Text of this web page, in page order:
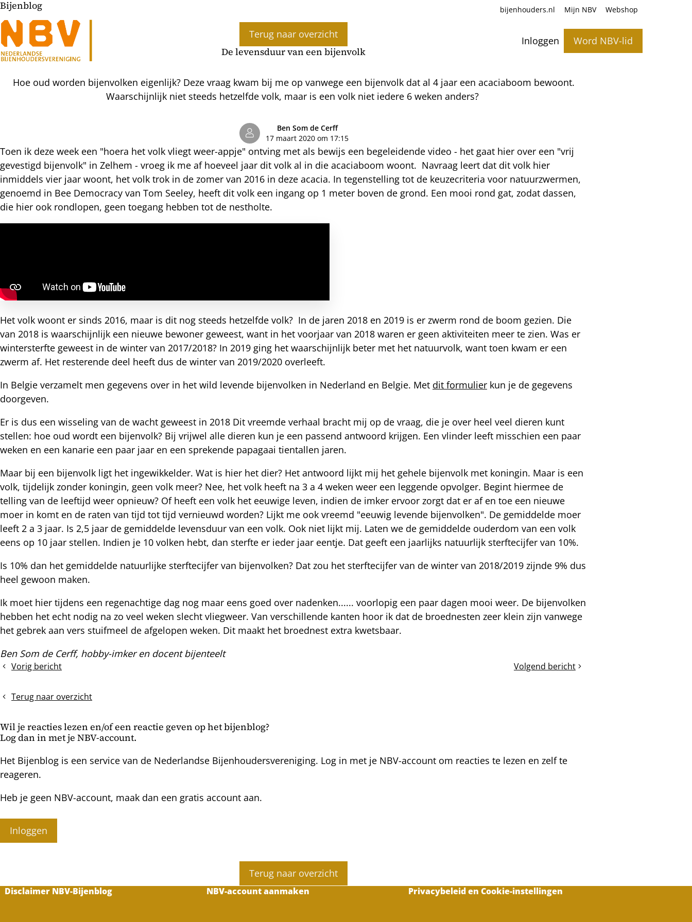
Inloggen Word NBV-lid
bijenhouders.nl Mijn NBV Webshop
Bijenblog
Terug naar overzicht
De levensduur van een bijenvolk
Hoe oud worden bijenvolken eigenlijk? Deze vraag kwam bij me op vanwege een bijenvolk dat al 4 jaar een acaciaboom bewoont.
Waarschijnlijk niet steeds hetzelfde volk, maar is een volk niet iedere 6 weken anders?
Ben Som de Cerff
17 maart 2020 om 17:15
Toen ik deze week een "hoera het volk vliegt weer-appje" ontving met als bewijs een begeleidende video - het gaat hier over een "vrij
gevestigd bijenvolk" in Zelhem - vroeg ik me af hoeveel jaar dit volk al in die acaciaboom woont. Navraag leert dat dit volk hier
inmiddels vier jaar woont, het volk trok in de zomer van 2016 in deze acacia. In tegenstelling tot de keuzecriteria voor natuurzwermen,
genoemd in Bee Democracy van Tom Seeley, heeft dit volk een ingang op 1 meter boven de grond. Een mooi rond gat, zodat dassen,
die hier ook rondlopen, geen toegang hebben tot de nestholte.
Het volk woont er sinds 2016, maar is dit nog steeds hetzelfde volk? In de jaren 2018 en 2019 is er zwerm rond de boom gezien. Die
van 2018 is waarschijnlijk een nieuwe bewoner geweest, want in het voorjaar van 2018 waren er geen aktiviteiten meer te zien. Was er
wintersterfte geweest in de winter van 2017/2018? In 2019 ging het waarschijnlijk beter met het natuurvolk, want toen kwam er een
zwerm af. Het resterende deel heeft dus de winter van 2019/2020 overleeft.
In Belgie verzamelt men gegevens over in het wild levende bijenvolken in Nederland en Belgie. Met dit formulier kun je de gegevens
doorgeven.
Er is dus een wisseling van de wacht geweest in 2018 Dit vreemde verhaal bracht mij op de vraag, die je over heel veel dieren kunt
stellen: hoe oud wordt een bijenvolk? Bij vrijwel alle dieren kun je een passend antwoord krijgen. Een vlinder leeft misschien een paar
weken en een kanarie een paar jaar en een sprekende papagaai tientallen jaren.
Maar bij een bijenvolk ligt het ingewikkelder. Wat is hier het dier? Het antwoord lijkt mij het gehele bijenvolk met koningin. Maar is een
volk, tijdelijk zonder koningin, geen volk meer? Nee, het volk heeft na 3 a 4 weken weer een leggende opvolger. Begint hiermee de
telling van de leeftijd weer opnieuw? Of heeft een volk het eeuwige leven, indien de imker ervoor zorgt dat er af en toe een nieuwe
moer in komt en de raten van tijd tot tijd vernieuwd worden? Lijkt me ook vreemd "eeuwig levende bijenvolken". De gemiddelde moer
leeft 2 a 3 jaar. Is 2,5 jaar de gemiddelde levensduur van een volk. Ook niet lijkt mij. Laten we de gemiddelde ouderdom van een volk
eens op 10 jaar stellen. Indien je 10 volken hebt, dan sterfte er ieder jaar eentje. Dat geeft een jaarlijks natuurlijk sterftecijfer van 10%.
Is 10% dan het gemiddelde natuurlijke sterftecijfer van bijenvolken? Dat zou het sterftecijfer van de winter van 2018/2019 zijnde 9% dus
heel gewoon maken.
Ik moet hier tijdens een regenachtige dag nog maar eens goed over nadenken...... voorlopig een paar dagen mooi weer. De bijenvolken
hebben het echt nodig na zo veel weken slecht vliegweer. Van verschillende kanten hoor ik dat de broednesten zeer klein zijn vanwege
het gebrek aan vers stuifmeel de afgelopen weken. Dit maakt het broednest extra kwetsbaar.
Ben Som de Cerff, hobby-imker en docent bijenteelt
Vorig bericht
NBV
&
zwermbeheersing
en
invoeren
jonge
moeren
Volgend bericht
Voorjaarscontrole
Terug naar overzicht
Wil je reacties lezen en/of een reactie geven op het bijenblog?
Log dan in met je NBV-account.
Het Bijenblog is een service van de Nederlandse Bijenhoudersvereniging. Log in met je NBV-account om reacties te lezen en zelf te
reageren.
Heb je geen NBV-account, maak dan een gratis account aan.
Inloggen
Terug naar overzicht
Disclaimer NBV-Bijenblog NBV-account aanmaken Privacybeleid en Cookie-instellingen